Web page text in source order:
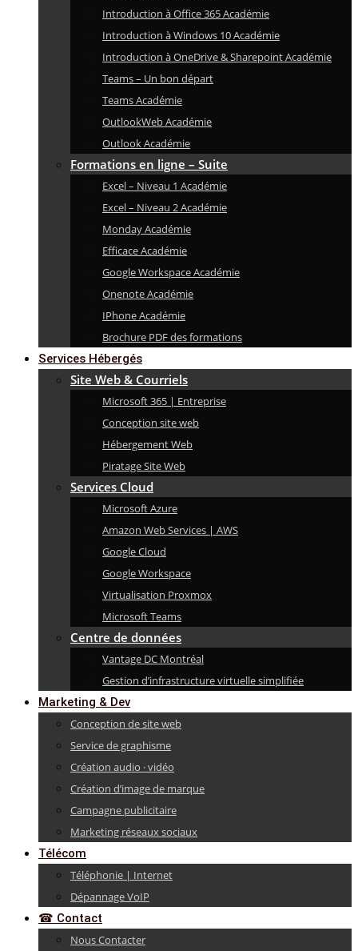
Introduction à Office 365 Académie
Introduction à Windows 10 Académie
Introduction à OneDrive & Sharepoint Académie
Teams – Un bon départ
Teams Académie
OutlookWeb Académie
Outlook Académie
Formations en ligne – Suite
Excel – Niveau 1 Académie
Excel – Niveau 2 Académie
Monday Académie
Efficace Académie
Google Workspace Académie
Onenote Académie
IPhone Académie
Brochure PDF des formations
Services Hébergés
Site Web & Courriels
Microsoft 365 | Entreprise
Conception site web
Hébergement Web
Piratage Site Web
Services Cloud
Microsoft Azure
Amazon Web Services | AWS
Google Cloud
Google Workspace
Virtualisation Proxmox
Microsoft Teams
Centre de données
Vantage DC Montréal
Gestion d’infrastructure virtuelle simplifiée
Marketing & Dev
Conception de site web
Service de graphisme
Création audio · vidéo
Création d’image de marque
Campagne publicitaire
Marketing réseaux sociaux
Télécom
Téléphonie | Internet
Dépannage VoIP
☎ Contact
Nous Contacter